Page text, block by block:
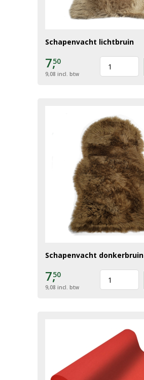
Schapenvacht lichtbruin
7,50
9,08 incl. btw
Schapenvacht donkerbruin
7,50
9,08 incl. btw